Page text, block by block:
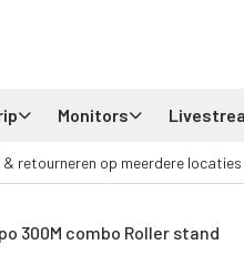
Monitors
& retourneren op meerdere locaties
300M combo Roller stand